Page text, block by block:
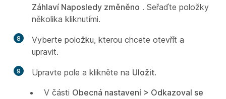
Záhlaví Naposledy změněno . Seřaďte položky
několika kliknutími.
8
Vyberte položku, kterou chcete otevřít a
upravit.
9 Upravte pole a klikněte na Uložit.
V části Obecná nastavení > Odkazoval se